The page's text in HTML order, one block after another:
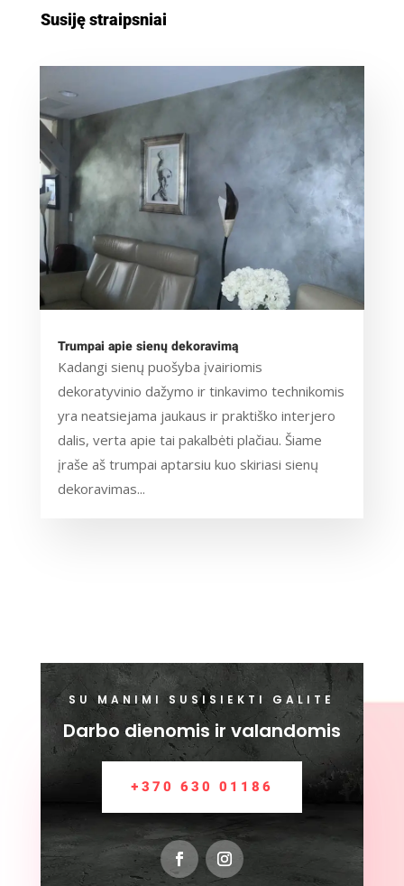
Susiję straipsniai
Trumpai apie sienų dekoravimą
Kadangi sienų puošyba įvairiomis
dekoratyvinio dažymo ir tinkavimo technikomis
yra neatsiejama jaukaus ir praktiško interjero
dalis, verta apie tai pakalbėti plačiau. Šiame
įraše aš trumpai aptarsiu kuo skiriasi sienų
dekoravimas...
SU MANIMI SUSISIEKTI GALITE
Darbo dienomis ir valandomis
+370 630 01186